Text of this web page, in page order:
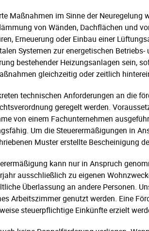
Maßnahmen im Sinne der
von Wänden, Dachflächen und
Erneuerung oder Einbau einer
Systemen zur energetischen
bestehender Heizungsanlagen sein,
gleichzeitig oder zeitlich
technischen Anforderungen an die
geregelt werden.
von einem Fachunternehmen
Um die Steuerermäßigungen in
Muster erstellte Bescheinigung
kann nur in Anspruch
ausschließlich zu eigenen
Überlassung an andere Personen.
Arbeitszimmer genutzt werden. Eine
steuerpflichtige Einkünfte erzielt